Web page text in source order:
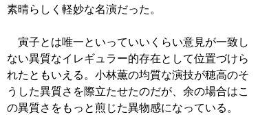
素晴らしく軽妙な名演だった。
寅子とは唯一といっていいくらい意見が一致し
ない異質なイレギュラー的存在として位置づけら
れたともいえる。小林薫の均質な演技が穂高のそ
うした異質さを際立たせたのだが、余の場合はこ
の異質さをもっと煎じた異物感になっている。